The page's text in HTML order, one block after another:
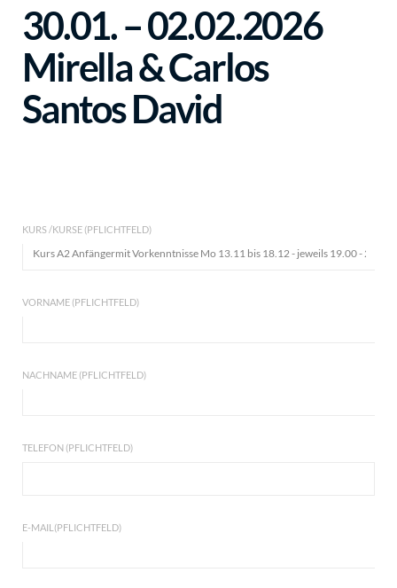
30.01. – 02.02.2026
Mirella & Carlos
Santos David
KURS /KURSE (PFLICHTFELD)
VORNAME (PFLICHTFELD)
NACHNAME (PFLICHTFELD)
TELEFON (PFLICHTFELD)
E-MAIL(PFLICHTFELD)